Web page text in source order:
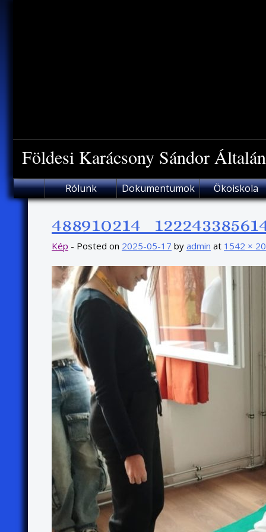
Földesi Karácsony Sándor
Rólunk Dokumentumok Ökoiskola
Kép - Posted on 2025-05-17 by admin at 1542 ×